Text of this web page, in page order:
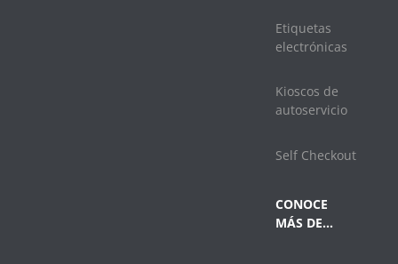
Etiquetas
electrónicas
Kioscos de
autoservicio
Self Checkout
CONOCE
MÁS DE…